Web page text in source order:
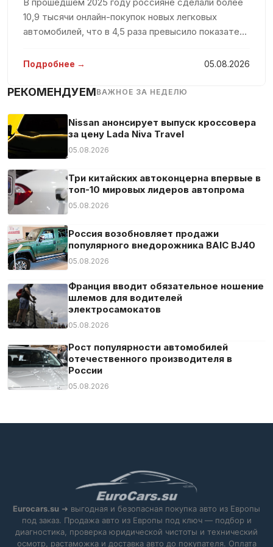
Подогрев сидений
Подсветка салона
Противобуксовочная система
Светодиодные габаритные огни
Светодиодные фары
Сенсорный экран
Система «старт-стоп»
Тюнер/радио
Усилитель руля
Центральный замок
Экстренное торможение
Электрозеркала
Электростекла
10,9 тысячи онлайн-покупок новых легковых
автомобилей, что в 4,5 раза превысило показатель
представлены в исследовании агентства Smart
Подробнее → 05.08.2026
РЕКОМЕНДУЕМВАЖНОЕ ЗА НЕДЕЛЮ
Nissan анонсирует выпуск кроссовера
за цену Lada Niva Travel
05.08.2026
Три китайских автоконцерна впервые в
топ-10 мировых лидеров автопрома
05.08.2026
Россия возобновляет продажи
популярного внедорожника BAIC BJ40
05.08.2026
Франция вводит обязательное ношение
шлемов для водителей
электросамокатов
05.08.2026
Рост популярности автомобилей
отечественного производителя в
России
05.08.2026
Eurocars.su ➜ выгодная и безопасная покупка авто из Европы
под заказ. Продажа авто из Европы под ключ — подбор и
диагностика, проверка юридической чистоты и технический
осмотр, растаможка и доставка авто до покупателя. Оплата